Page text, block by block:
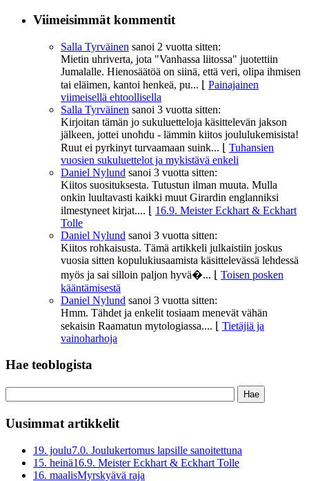
Viimeisimmät kommentit
Salla Tyrväinen sanoi 2 vuotta sitten:
Mietin uhriverta, jota "Vanhassa liitossa" juotettiin
Jumalalle. Hienosäätöä on siinä, että veri, olipa ihmisen
tai eläimen, kantoi henkeä, pu...
Painajainen
viimeisellä ehtoollisella
Salla Tyrväinen sanoi 3 vuotta sitten:
Kirjoitan tämän jo sukuluetteloja käsittelevän jakson
jälkeen, jottei unohdu - lämmin kiitos joululukemisista!
Ruut ei pyrkinyt turvaamaan suink...
Tuhansien
vuosien sukuluettelot ja mykistävä enkeli
Daniel Nylund sanoi 3 vuotta sitten:
Kiitos suosituksesta. Tutustun ilman muuta. Mulla
onkin luultavasti kaikki muut Girardin englanniksi
ilmestyneet kirjat....
16.9. Meister Eckhart & Eckhart
Tolle
Daniel Nylund sanoi 3 vuotta sitten:
Kiitos rohkaisusta. Tämä artikkeli julkaistiin joskus
vuosia sitten kopulukiusaamista käsittelevässä lehdessä
myös ja sai silloin paljon hyvä�...
Toisen posken
kääntämisestä
Daniel Nylund sanoi 3 vuotta sitten:
Hmm. Tähdet ja enkelit tosiaam menevät vähän
sekaisin Raamatun mytologiassa....
Tietäjiä ja
vainoharhoja
Hae teoblogista
Uusimmat artikkelit
19. joulu7.0. Joulukertomus lapsille sanoitettuna
15. heinä16.9. Meister Eckhart & Eckhart Tolle
16. maalisMyrskyävä raja